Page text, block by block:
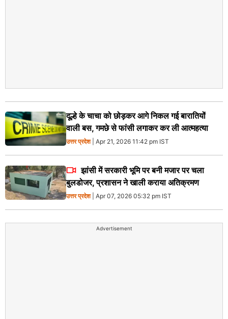
दूल्हे के चाचा को छोड़कर आगे निकल गई बारातियों
वाली बस, गमछे से फांसी लगाकर कर ली आत्महत्या
उत्तर प्रदेश| Apr 21, 2026 11:42 pm IST
झांसी में सरकारी भूमि पर बनी मजार पर चला
बुलडोजर, प्रशासन ने खाली कराया अतिक्रमण
उत्तर प्रदेश| Apr 07, 2026 05:32 pm IST
Advertisement